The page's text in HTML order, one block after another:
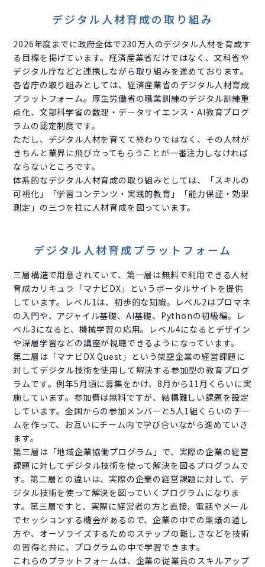
デジタル人材育成の取り組み
2026年度までに政府全体で230万人のデジタル人材を育成す
る目標を掲げています。経済産業省だけではなく、文科省や
デジタル庁などと連携しながら取り組みを進めております。
各省庁の取り組みとしては、経済産業省のデジタル人材育成
プラットフォーム。厚生労働省の職業訓練のデジタル訓練重
点化、文部科学省の数理・データサイエンス・AI教育プログ
ラムの認定制度です。
ただし、デジタル人材を育てて終わりではなく、その人材が
きちんと業界に飛び立ってもらうことが一番注力しなければ
ならないところです。
体系的なデジタル人材育成の取り組みとしては、「スキルの
可視化」「学習コンテンツ・実践的教育」「能力保証・効果
測定」の三つを柱に人材育成を図っています。
デジタル人材育成プラットフォーム
三層構造で用意されていて、第一層は無料で利用できる人材
育成カリキュラ「マナビDX」というポータルサイトを提供
しています。レベル1は、初歩的な知識。レベル2はプロマネ
の入門や、アジャイル基礎、AI基礎、Pythonの初級編。レ
ベル3になると、機械学習の応用。レベル4になるとデザイン
や深層学習などの講座が視聴できるようになっています。
第二層は「マナビDX Quest」という架空企業の経営課題に
対してデジタル技術を使用して解決する参加型の教育プログ
ラムです。例年5月頃に募集をかけ、8月から11月くらいに実
施しています。参加費は無料ですが、結構難しい課題を設定
しています。全国からの参加メンバーと5人1組くらいのチー
ムを作って、お互いにチーム内で学び合いながら進めていき
ます。
第三層は「地域企業協働プログラム」で、実際の企業の経営
課題に対してデジタル技術を使って解決を図るプログラムで
す。第二層との違いは、実際の企業の経営課題に対して、デ
ジタル技術を使って解決を図っていくプログラムになりま
す。第三層ですと、実際に経営者の方と直接、電話やメール
でセッションする機会があるので、企業の中での稟議の通し
方や、オーソライズするためのステップの難しさなどを技術
の習得と共に、プログラムの中で学習できます。
これらのプラットフォームは、企業の従業員のスキルアップ